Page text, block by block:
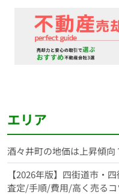
エリア
酒々井町の地価は上昇傾
【2026年版】四街道市・
査定/手順/費用/高く売るコ